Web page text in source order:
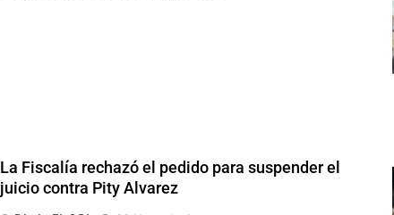
La Fiscalía rechazó el pedido para suspender el
juicio contra Pity Alvarez